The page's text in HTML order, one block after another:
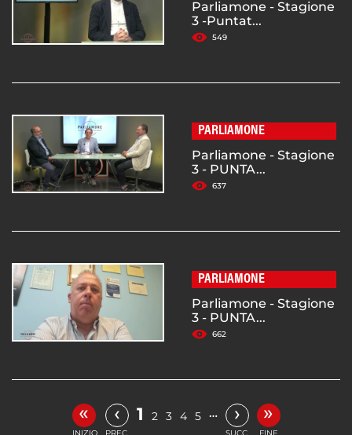
Parliamone - Stagione
3 -Puntat...
549
PARLIAMONE
Parliamone - Stagione
3 - PUNTA...
637
PARLIAMONE
Parliamone - Stagione
3 - PUNTA...
662
« ‹ 1 2 3 4 5 … › »